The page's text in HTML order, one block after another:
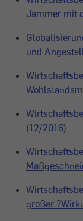
Jammer mit
und
(12/2016)
großer